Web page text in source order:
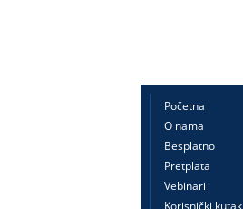
Početna
O nama
Besplatno
Pretplata
Vebinari
Korisnički kutak